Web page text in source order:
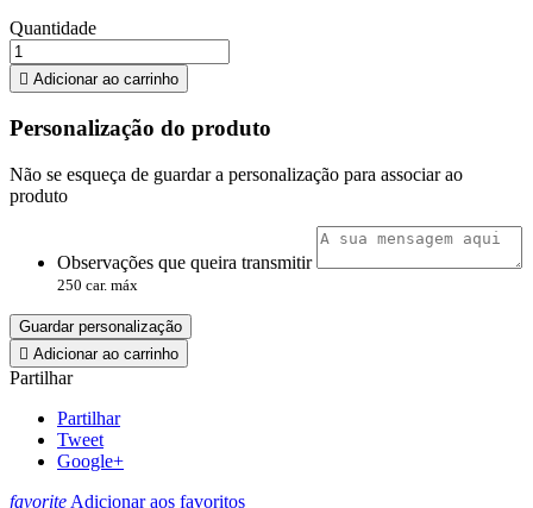
Quantidade
 Adicionar ao carrinho
Personalização do produto
Não se esqueça de guardar a personalização para associar ao
produto
Observações que queira transmitir
250 car. máx
Guardar personalização
 Adicionar ao carrinho
Partilhar
Partilhar
Tweet
Google+
favorite Adicionar aos favoritos